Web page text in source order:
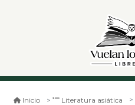
Inicio Literatura asiática